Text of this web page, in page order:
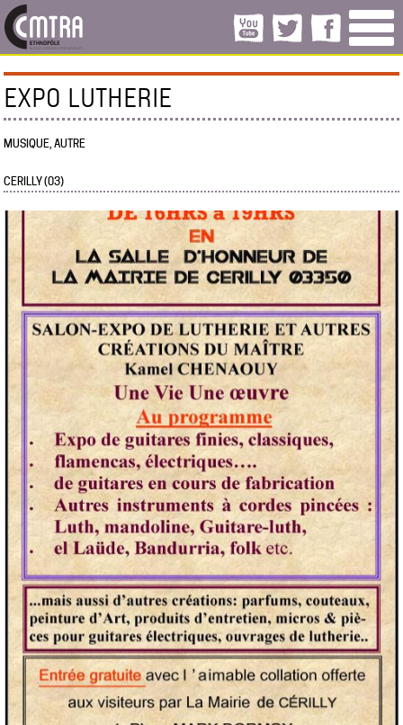
EXPO LUTHERIE
MUSIQUE, AUTRE
CERILLY (03)